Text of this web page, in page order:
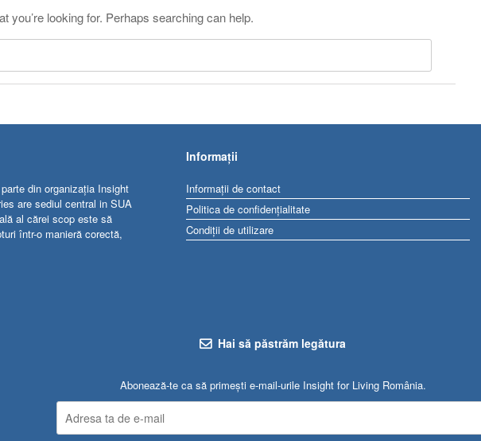
you’re looking for. Perhaps searching can help.
din organizația Insight
are sediul central in SUA
al cărei scop este să
într-o manieră corectă,
Informații
Informații de contact
Politica de confidențialitate
Condiții de utilizare
Hai să păstrăm legătura
Abonează-te ca să primești e-mail-urile Insight for Living România.